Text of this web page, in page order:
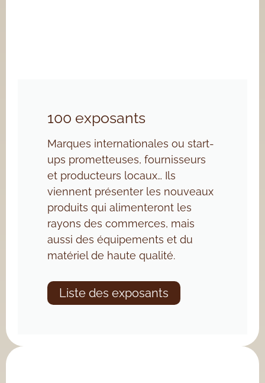
100 exposants
Marques internationales ou start-
ups prometteuses, fournisseurs
et producteurs locaux… Ils
viennent présenter les nouveaux
produits qui alimenteront les
rayons des commerces, mais
aussi des équipements et du
matériel de haute qualité.
Liste des exposants